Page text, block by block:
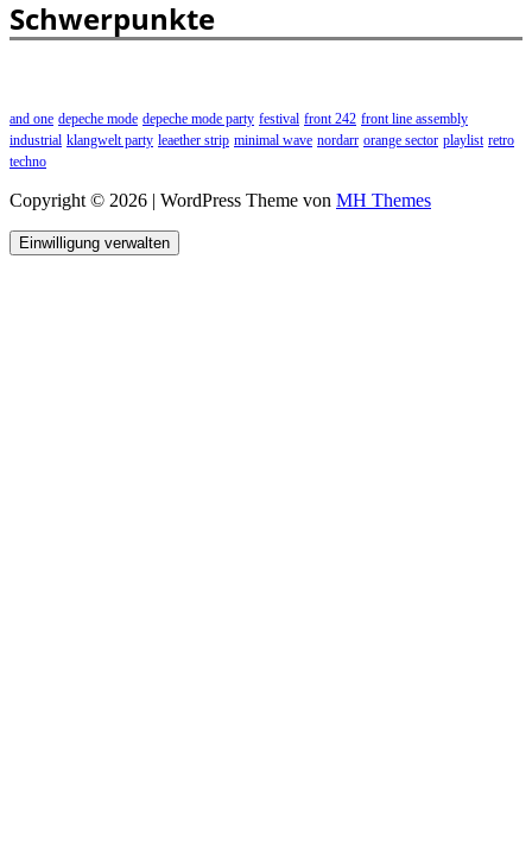
Schwerpunkte
and one depeche mode depeche mode party festival front 242 front line assembly
industrial klangwelt party leaether strip minimal wave nordarr orange sector playlist retro
techno
Copyright © 2026 | WordPress Theme von MH Themes
Einwilligung verwalten